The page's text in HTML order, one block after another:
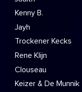
Kenny B.
Jayh
Trockener Kecks
Rene Klijn
Clouseau
Keizer & De Munnik